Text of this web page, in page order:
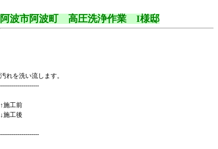
阿波市阿波町 高圧洗浄作業 I様邸
汚れを洗い流します。
--------------------
↑施工前
↓施工後
--------------------